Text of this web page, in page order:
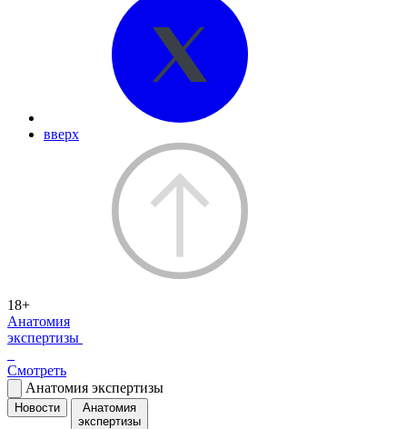
вверх
18+
Анатомия
экспертизы
Смотреть
Анатомия экспертизы
Новости
Анатомия
экспертизы